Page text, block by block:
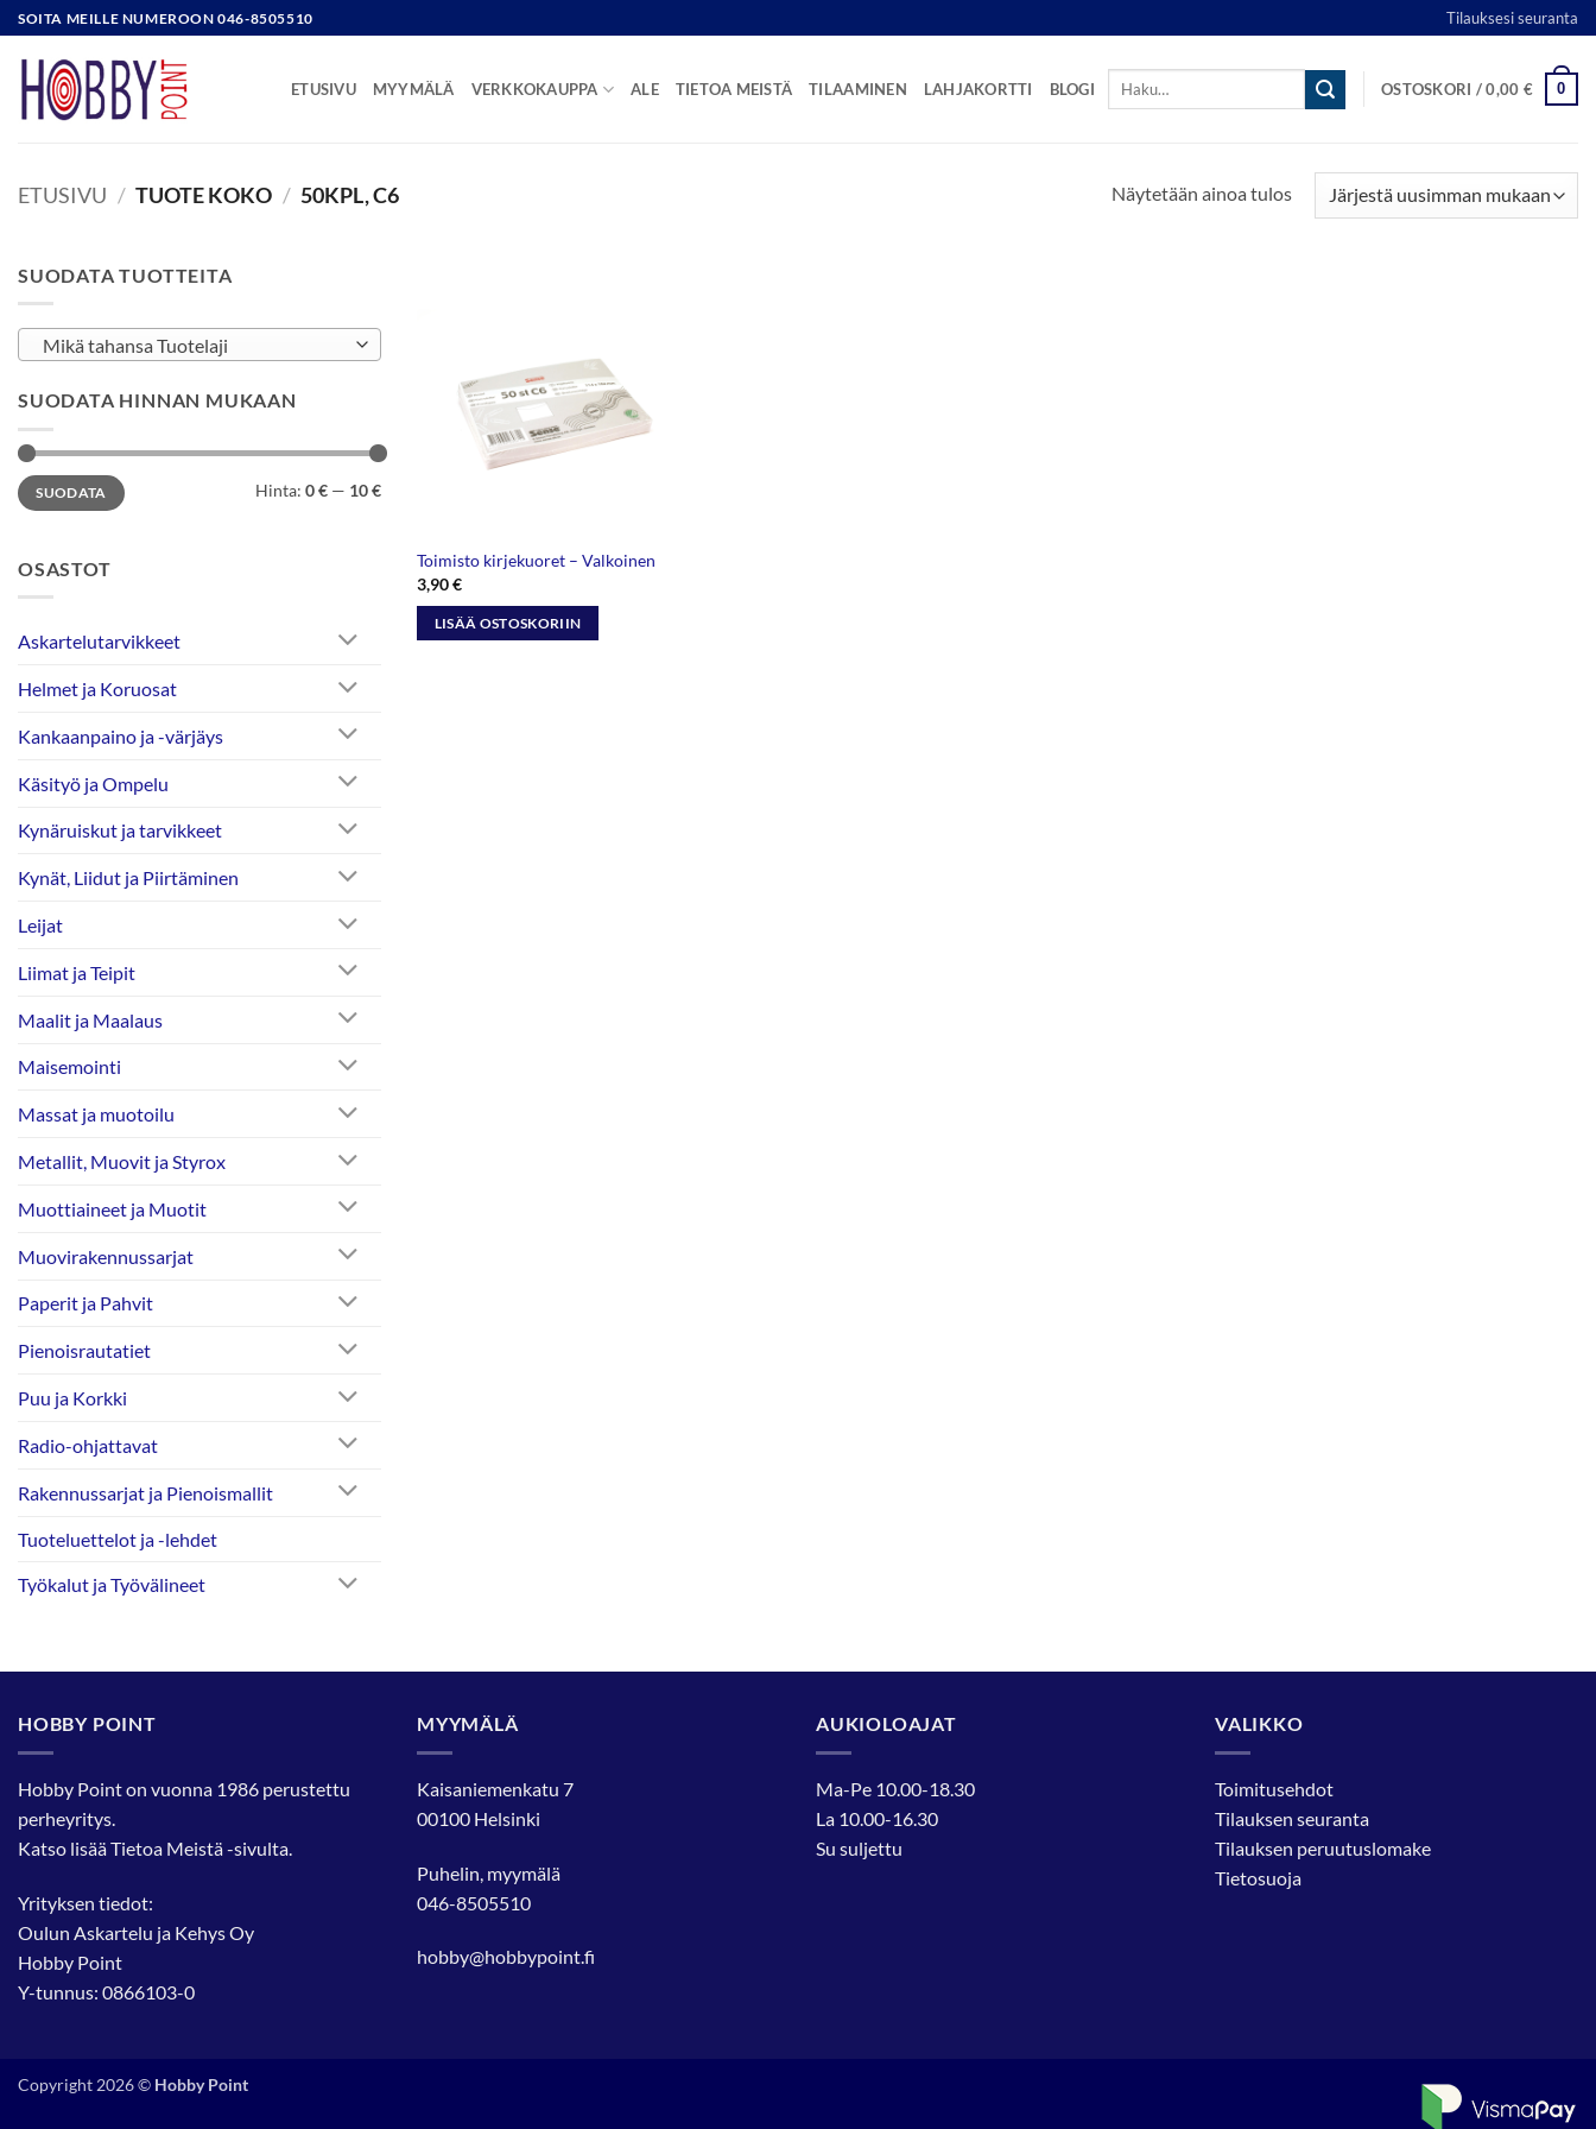
Skip
to
content
SOITA MEILLE NUMEROON 046-8505510 Tilauksesi seuranta
ETUSIVU MYYMÄLÄ VERKKOKAUPPA ALE TIETOA MEISTÄ TILAAMINEN LAHJAKORTTI BLOGI
Etsi:
OSTOSKORI /0,00 € 0
ETUSIVU / TUOTE KOKO / 50KPL, C6 Näytetään ainoa tulos
SUODATA TUOTTEITA
Mikä tahansa Tuotelaji
SUODATA HINNAN MUKAAN
Minimihinta
Maksimihinta
SUODATA Hinta: 0 € — 10 €
OSASTOT
Askartelutarvikkeet
Helmet ja Koruosat
Kankaanpaino ja -värjäys
Käsityö ja Ompelu
Kynäruiskut ja tarvikkeet
Kynät, Liidut ja Piirtäminen
Leijat
Liimat ja Teipit
Maalit ja Maalaus
Maisemointi
Massat ja muotoilu
Metallit, Muovit ja Styrox
Muottiaineet ja Muotit
Muovirakennussarjat
Paperit ja Pahvit
Pienoisrautatiet
Puu ja Korkki
Radio-ohjattavat
Rakennussarjat ja Pienoismallit
Tuoteluettelot ja -lehdet
Työkalut ja Työvälineet
Toimisto kirjekuoret – Valkoinen
3,90€
LISÄÄ OSTOSKORIIN
HOBBY POINT
Hobby Point on vuonna 1986 perustettu
perheyritys.
Katso lisääTietoa Meistä-sivulta.
Yrityksen tiedot:
Oulun Askartelu ja Kehys Oy
Hobby Point
Y-tunnus: 0866103-0
MYYMÄLÄ
Kaisaniemenkatu 7
00100 Helsinki
Puhelin, myymälä
046-8505510
hobby@hobbypoint.fi
AUKIOLOAJAT
Ma-Pe 10.00-18.30
La 10.00-16.30
Su suljettu
VALIKKO
Toimitusehdot
Tilauksen seuranta
Tilauksen peruutuslomake
Tietosuoja
Copyright 2026 © Hobby Point